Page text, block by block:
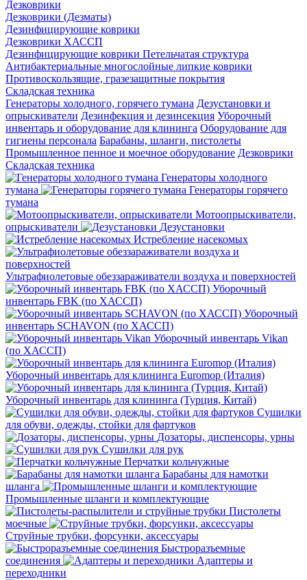
Дезковрики
Дезковрики (Дезматы)
Дезинфицирующие коврики
Дезковрики ХАССП
Дезинфицирующие коврики Петельчатая структура
Антибактериальные многослойные липкие коврики
Противоскользящие, гразезащитные покрытия
Складская техника
Генераторы холодного, горячего тумана Дезустановки и
опрыскиватели Дезинфекция и дезинсекция Уборочный
инвентарь и оборудование для клининга Оборудование для
гигиены персонала Барабаны, шланги, пистолеты
Промышленное пенное и моечное оборудование Дезковрики
Складская техника
Генераторы холодного
тумана
Генераторы горячего
тумана
Мотоопрыскиватели,
опрыскиватели
Дезустановки
Истребление насекомых
Ультрафиолетовые обеззараживатели воздуха и поверхностей
Уборочный
инвентарь FBK (по ХАССП)
Уборочный
инвентарь SCHAVON (по ХАССП)
Уборочный инвентарь Vikan
(по ХАССП)
Уборочный инвентарь для клининга Euromop (Италия)
Уборочный инвентарь для клининга (Турция, Китай)
Сушилки
для обуви, одежды, стойки для фартуков
Дозаторы, диспенсоры, урны
Сушилки для рук
Перчатки кольчужные
Барабаны для намотки
шланга
Промышленные шланги и комплектующие
Пистолеты
моечные
Струйные трубки, форсунки, аксессуары
Быстроразъемные
соединения
Адаптеры и
переходники